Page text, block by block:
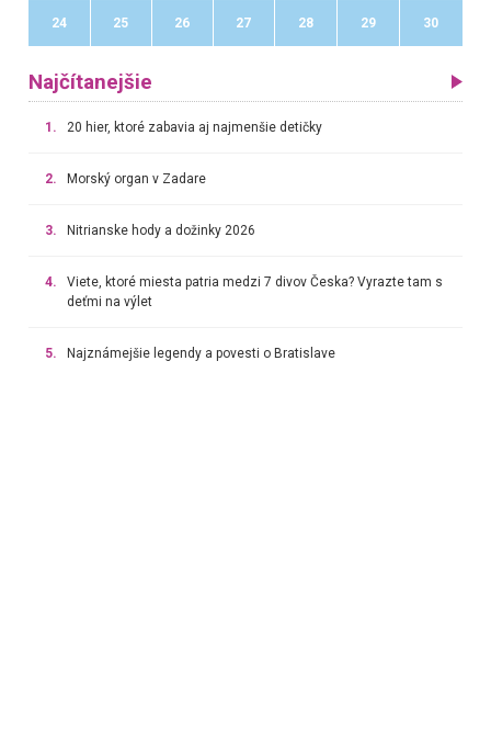
24 25 26 27 28 29 30
Najčítanejšie
1. 20 hier, ktoré zabavia aj najmenšie detičky
2. Morský organ v Zadare
3. Nitrianske hody a dožinky 2026
4.
Viete, ktoré miesta patria medzi 7 divov Česka? Vyrazte tam s
deťmi na výlet
5. Najznámejšie legendy a povesti o Bratislave